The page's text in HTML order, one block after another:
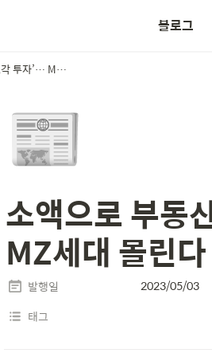
블로그
소액으로 부동산·명품 등 ‘조각 투자’… MZ세대 몰린다
Treasurer News
📰
소액으로 부동
MZ세대 몰린다
발행일
2023/05/03
태그